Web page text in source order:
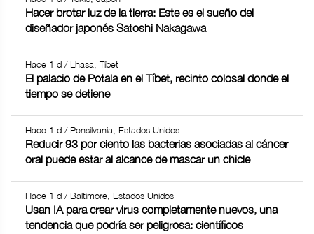
Hacer brotar luz de la tierra: Este es el sueño del
diseñador japonés Satoshi Nakagawa
Hace 1 d / Lhasa, Tíbet
El palacio de Potala en el Tíbet, recinto colosal donde el
tiempo se detiene
Hace 1 d / Pensilvania, Estados Unidos
Reducir 93 por ciento las bacterias asociadas al cáncer
oral puede estar al alcance de mascar un chicle
Hace 1 d / Baltimore, Estados Unidos
Usan IA para crear virus completamente nuevos, una
tendencia que podría ser peligrosa: científicos